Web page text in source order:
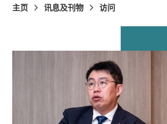
主页 讯息及刊物 访问